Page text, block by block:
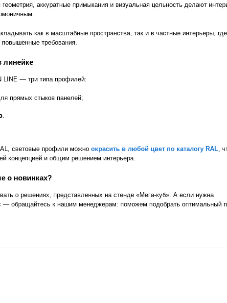
аккуратные примыкания и визуальная цельность делают
как в масштабные пространства, так и в частные интерьеры,
требования.
линейке
LINE — три типа профилей:
прямых стыков панелей;
световые профили можно окрасить в любой цвет по каталогу RAL ,
концепцией и общим решением интерьера.
о новинках?
о решениях, представленных на стенде «Мега‑куб». А если нужна
— обращайтесь к нашим менеджерам: поможем подобрать оптимальный